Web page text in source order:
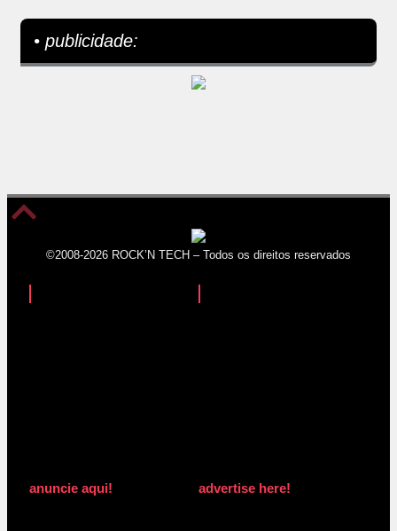
• publicidade:
©2008-2026 ROCK’N TECH – Todos os direitos reservados
anuncie aqui! advertise here!